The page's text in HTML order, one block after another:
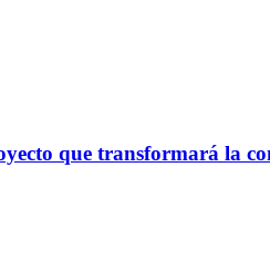
que transformará la